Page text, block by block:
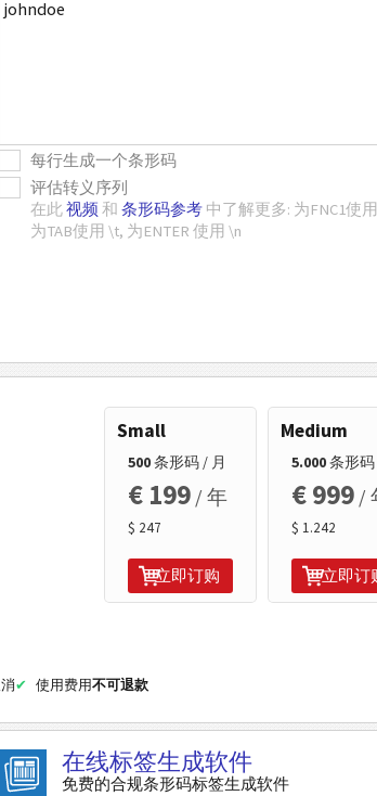
每行生成一个条形码
评估转义序列
在此视频 和 条形码参考中了解更多: 为FNC1使
为TAB使用 \t, 为ENTER 使用 \n
Small
500条形码 / 月
€ 199 / 年
$ 247
立即订购
Medium
5.000条形码
€ 999 /
$ 1.242
立即订
使用费用不可退款
在线标签生成软件
免费的合规条形码标签生成软件